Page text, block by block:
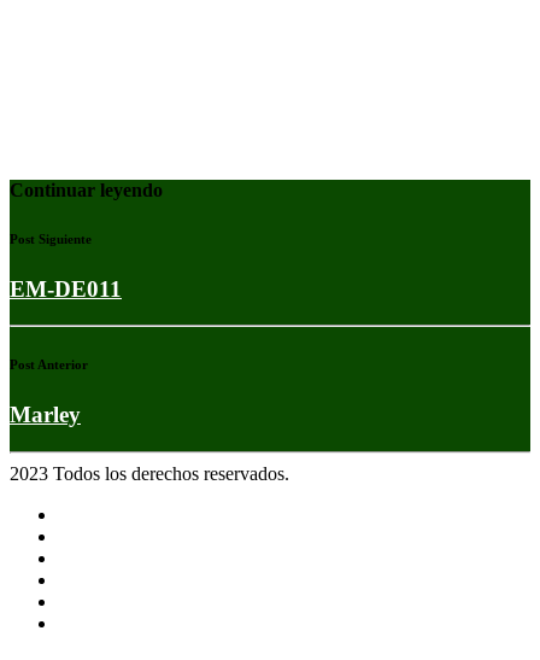
Continuar leyendo
Post Siguiente
EM-DE011
Post Anterior
Marley
2023 Todos los derechos reservados.